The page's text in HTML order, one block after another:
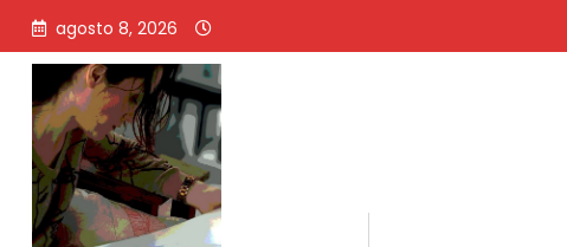
Saltar
contenido
agosto 8, 2026